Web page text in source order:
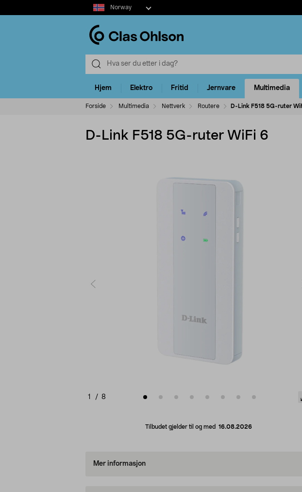
Select
market
Norway
Hjem Elektro Fritid Jernvare Multimedia
Forside Multimedia Nettverk Routere D-Link F518 5G-ruter
D-Link F518 5G-ruter WiFi 6
1 / 8
Tilbudet gjelder til og med 16.08.2026
Mer informasjon